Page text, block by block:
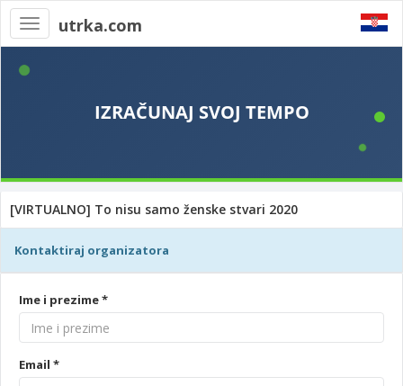
Toggle
navigation
utrka.com
[VIRTUALNO] To nisu samo ženske stvari 2020
Kontaktiraj organizatora
Ime i prezime *
Email *